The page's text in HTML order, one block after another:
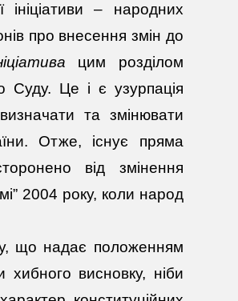
ініціативи – народних
про внесення змін до
цим розділом
Суду. Це і є узурпація
та змінювати
Отже, існує пряма
від змінення
2004 року, коли народ
що надає положенням
хибного висновку, ніби